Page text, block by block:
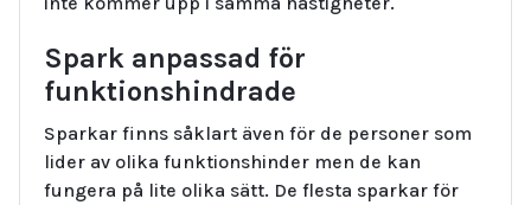
Spark anpassad för
funktionshindrade
Sparkar finns såklart även för de personer som
lider av olika funktionshinder men de kan
fungera på lite olika sätt. De flesta sparkar för